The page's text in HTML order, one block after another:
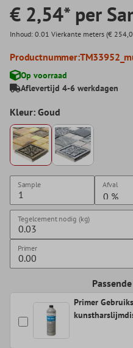
€ 2,54* per
Inhoud: 0.01 Vierkante meters (€
Productnummer:
Op voorraad
Aflevertijd 4-6 werkdagen
Kleur: Goud
Sample Afval
Tegelcement nodig (kg)
Primer
Primer